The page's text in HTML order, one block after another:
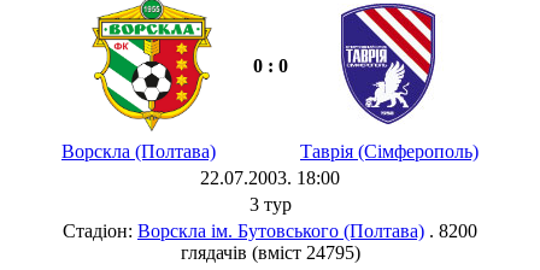
0 : 0
Ворскла (Полтава)
Таврія (Сімферополь)
22.07.2003. 18:00
3 тур
Стадіон: Ворскла ім. Бутовського (Полтава) . 8200
глядачів (вміст 24795)